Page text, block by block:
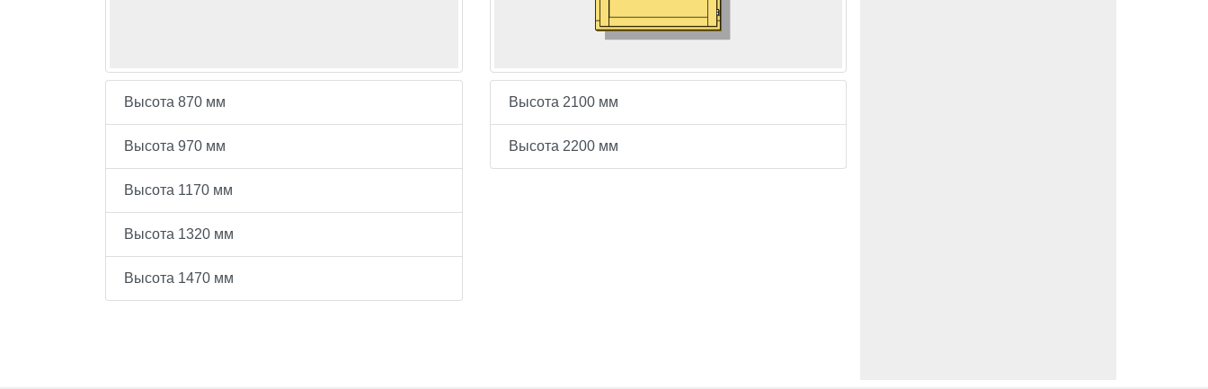
Высота 870 мм
Высота 970 мм
Высота 1170 мм
Высота 1320 мм
Высота 1470 мм
Высота 2100 мм
Высота 2200 мм